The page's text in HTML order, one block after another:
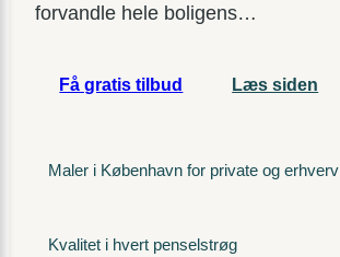
forvandle hele boligens…
Få gratis tilbud Læs siden
Maler i København for private og erhverv
Kvalitet i hvert penselstrøg